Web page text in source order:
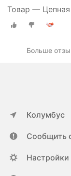
Товар —
Больше
Колумбус
Сообщить
Настройки